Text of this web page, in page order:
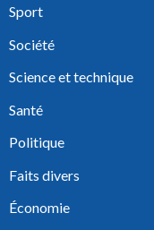
Sport
Société
Science et technique
Santé
Politique
Faits divers
Économie